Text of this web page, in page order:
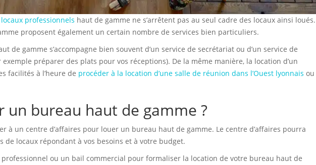
professionnels haut de gamme ne s’arrêtent pas au seul cadre des locaux ainsi loués.
proposent également un certain nombre de services bien particuliers.
de gamme s’accompagne bien souvent d’un service de secrétariat ou d’un service de
préparer des plats pour vos réceptions). De la même manière, la location d’un
facilités à l’heure de procéder à la location d’une salle de réunion dans l’Ouest lyonnais ou
un bureau haut de gamme ?
à un centre d’affaires pour louer un bureau haut de gamme. Le centre d’affaires pourra
de locaux répondant à vos besoins et à votre budget.
professionnel ou un bail commercial pour formaliser la location de votre bureau haut de